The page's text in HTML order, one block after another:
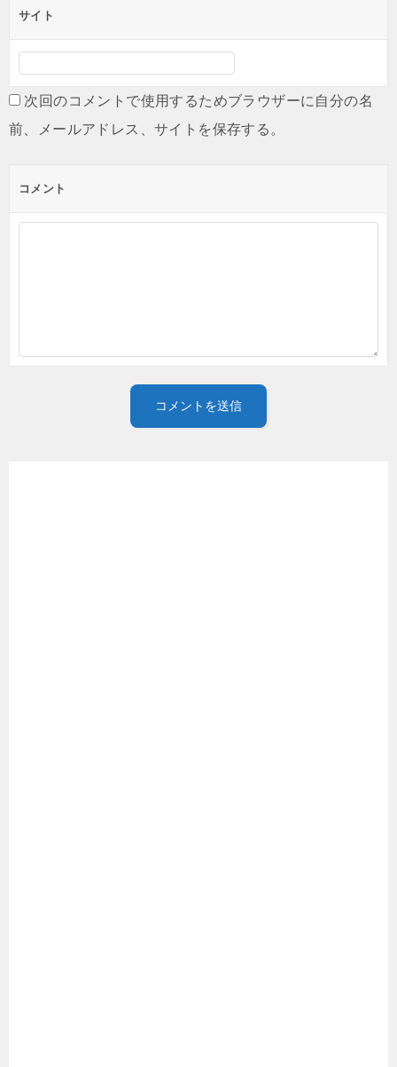
サイト
次回のコメントで使用するためブラウザーに自分の名
前、メールアドレス、サイトを保存する。
コメント